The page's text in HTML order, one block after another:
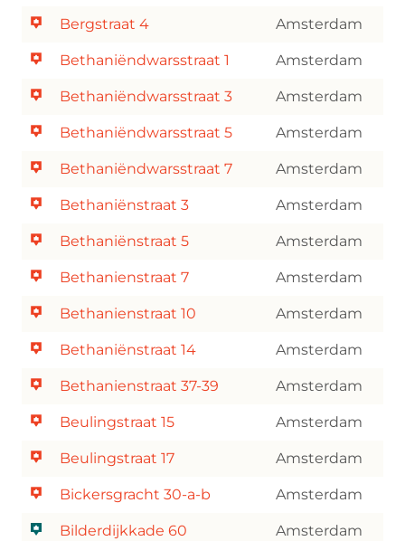
Bergstraat 4 Amsterdam
Bethaniëndwarsstraat 1 Amsterdam
Bethaniëndwarsstraat 3 Amsterdam
Bethaniëndwarsstraat 5 Amsterdam
Bethaniëndwarsstraat 7 Amsterdam
Bethaniënstraat 3 Amsterdam
Bethaniënstraat 5 Amsterdam
Bethanienstraat 7 Amsterdam
Bethanienstraat 10 Amsterdam
Bethaniënstraat 14 Amsterdam
Bethanienstraat 37-39 Amsterdam
Beulingstraat 15 Amsterdam
Beulingstraat 17 Amsterdam
Bickersgracht 30-a-b Amsterdam
Bilderdijkkade 60 Amsterdam